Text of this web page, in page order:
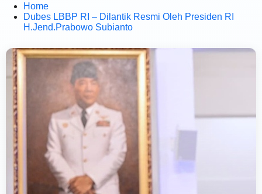
Home
Dubes LBBP RI – Dilantik Resmi Oleh Presiden RI
H.Jend.Prabowo Subianto